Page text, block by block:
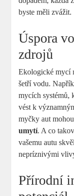
byste měli zvážit.
Úspora
zdrojů
Ekologické mycí
šetří vodu.
mycích systémů,
vést k
myčky aut
umytí. A co
vašemu autu
nepríznivými
Přírodní